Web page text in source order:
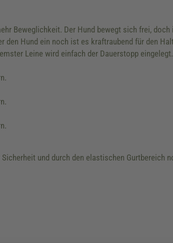
Beweglichkeit. Der Hund bewegt sich frei,
den Hund ein noch ist es kraftraubend für den
Leine wird einfach der Dauerstopp eingelegt.
und durch den elastischen Gurtbereich